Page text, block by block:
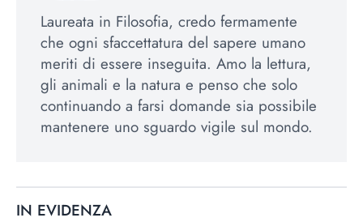
Laureata in Filosofia, credo fermamente
che ogni sfaccettatura del sapere umano
meriti di essere inseguita. Amo la lettura,
gli animali e la natura e penso che solo
continuando a farsi domande sia possibile
mantenere uno sguardo vigile sul mondo.
IN EVIDENZA